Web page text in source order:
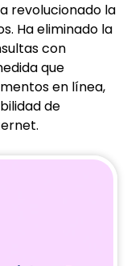
revolucionado la
Ha eliminado la
con
que
en línea,
de